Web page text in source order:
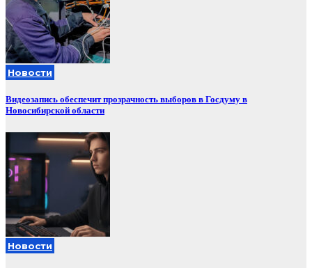
Новости
Видеозапись обеспечит прозрачность выборов в Госдуму в
Новосибирской области
Новости